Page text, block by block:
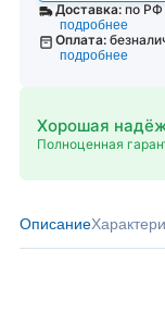
Доставка: по РФ
подробнее
Оплата:
подробнее
Хорошая
Полноценная
Описание